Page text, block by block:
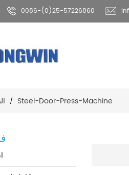
0086-(0)25-57226860
/ Steel-Door-Press-Machine